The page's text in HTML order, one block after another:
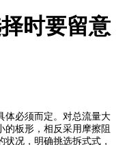
时要留意
体必须而定。对总流量大
的板形，相反采用摩擦阻
况，明确挑选拆式式，